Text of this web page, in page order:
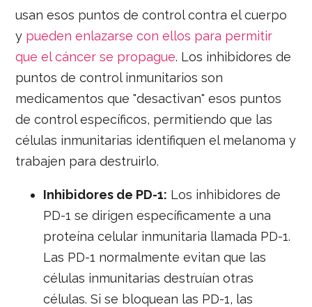
usan esos puntos de control contra el cuerpo
y pueden enlazarse con ellos para permitir
que el cáncer se propague. Los inhibidores de
puntos de control inmunitarios son
medicamentos que "desactivan" esos puntos
de control específicos, permitiendo que las
células inmunitarias identifiquen el melanoma y
trabajen para destruirlo.
Inhibidores de PD-1: Los inhibidores de
PD-1 se dirigen específicamente a una
proteína celular inmunitaria llamada PD-1.
Las PD-1 normalmente evitan que las
células inmunitarias destruían otras
células. Si se bloquean las PD-1, las